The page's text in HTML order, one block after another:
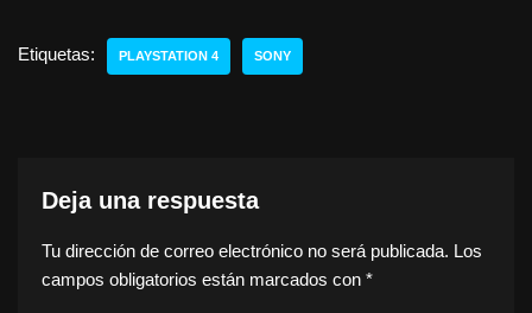
Etiquetas: PLAYSTATION 4 SONY
Deja una respuesta
Tu dirección de correo electrónico no será publicada. Los
campos obligatorios están marcados con *